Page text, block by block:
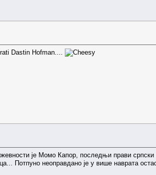
Dastin Hofman....
је Момо Капор, последњи прави
Потпуно неоправдано је у више наврата